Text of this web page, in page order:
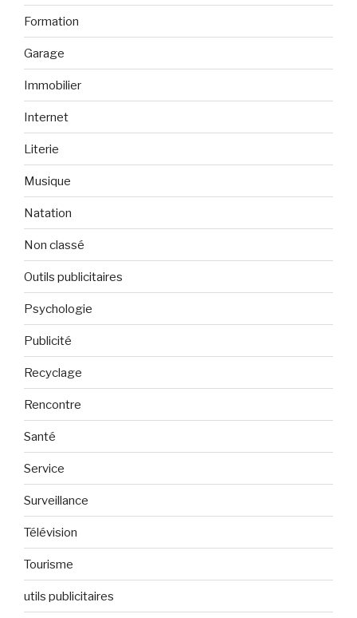
Formation
Garage
Immobilier
Internet
Literie
Musique
Natation
Non classé
Outils publicitaires
Psychologie
Publicité
Recyclage
Rencontre
Santé
Service
Surveillance
Télévision
Tourisme
utils publicitaires